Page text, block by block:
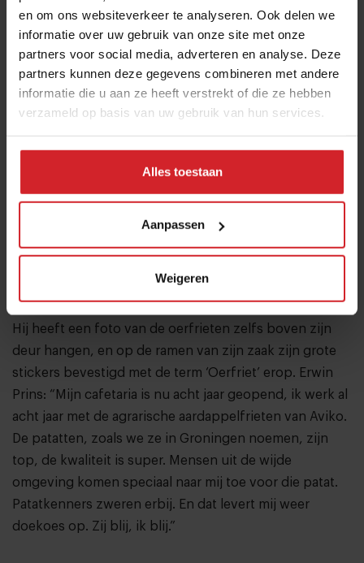
en om ons websiteverkeer te analyseren. Ook delen we
informatie over uw gebruik van onze site met onze
partners voor social media, adverteren en analyse. Deze
partners kunnen deze gegevens combineren met andere
informatie die u aan ze heeft verstrekt of die ze hebben
verzameld op basis van uw gebruik van hun services.
Alles toestaan
Aanpassen
Weigeren
Ook Erwin Prins, eigenaar van cafetaria Boet in het
Hij heeft een foto van de oerfrieten zelfs boven zijn
deur hangen, en op de ramen van zijn zaak zijn grote
stickers bevestigd met de term ‘Oerfriet’ erop. Erwin
Prins: “Mijn cafetaria is nu acht jaar geopend, ik werk al
acht jaar met de agrarische aardappelfrieten van Aviko.
De patatten, zoals we ze in Groningen noemen, zijn
top, de kwaliteit is super. Mensen uit de wijde
omgeving komen speciaal naar mij toe voor die patat.
Patatkenners zweren erbij. En dat levert mij weer
doekoes op. Zij blij, ik blij.”